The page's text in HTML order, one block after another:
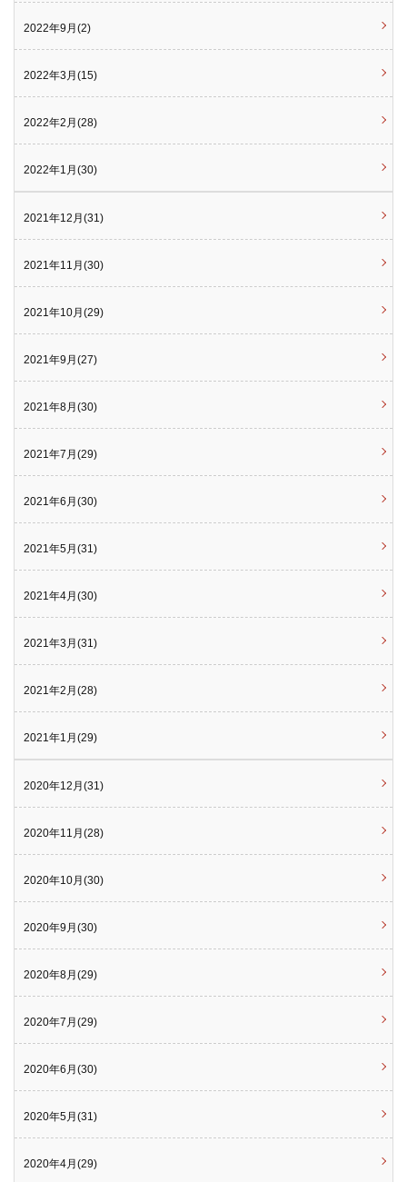
2022年9月(2)
2022年3月(15)
2022年2月(28)
2022年1月(30)
2021年12月(31)
2021年11月(30)
2021年10月(29)
2021年9月(27)
2021年8月(30)
2021年7月(29)
2021年6月(30)
2021年5月(31)
2021年4月(30)
2021年3月(31)
2021年2月(28)
2021年1月(29)
2020年12月(31)
2020年11月(28)
2020年10月(30)
2020年9月(30)
2020年8月(29)
2020年7月(29)
2020年6月(30)
2020年5月(31)
2020年4月(29)